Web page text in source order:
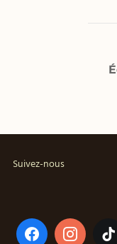
Suivez-nous